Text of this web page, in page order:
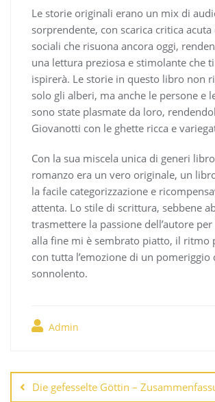
Le storie originali erano un mix di
sorprendente, con scarica critica
sociali che risuona ancora oggi,
una lettura preziosa e stimolante che
ispirerà. Le storie in questo libro non
solo gli alberi, ma anche le persone e
sono state plasmate da loro,
Giovanotti con le ghette ricca e
Con la sua miscela unica di generi
romanzo era un vero originale, un
la facile categorizzazione e
attenta. Lo stile di scrittura, sebbene
trasmettere la passione dell’autore per
alla fine mi è sembrato piatto, il ritmo
con tutta l’emozione di un pomeriggio
sonnolento.
Admin
de
entradas
Die gefesselte Göttin –